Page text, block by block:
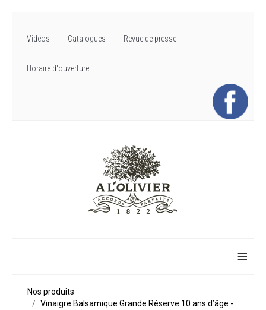
Vidéos Catalogues Revue de presse
Horaire d'ouverture
≡
Nos produits
Vinaigre Balsamique Grande Réserve 10 ans d’âge -